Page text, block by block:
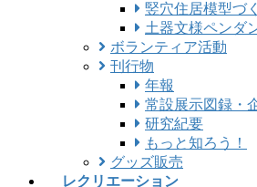
竪穴住居模型づ
土器文様ペンダ
ボランティア活動
刊行物
年報
常設展示図録・
研究紀要
もっと知ろう！
グッズ販売
レクリエーション